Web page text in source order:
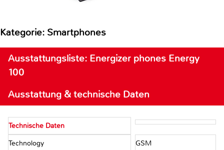
Kategorie: Smartphones
Ausstattungsliste: Energizer phones Energy
100
Ausstattung & technische Daten
Technische Daten
Technology GSM